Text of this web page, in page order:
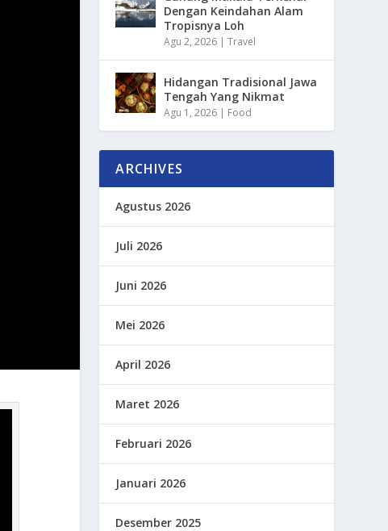
Dengan Keindahan Alam
Tropisnya Loh
Agu 2, 2026 |Travel
Hidangan Tradisional Jawa
Tengah Yang Nikmat
Agu 1, 2026 | Food
ARCHIVES
Agustus 2026
Juli 2026
Juni 2026
Mei 2026
April 2026
Maret 2026
Februari 2026
Januari 2026
Desember 2025